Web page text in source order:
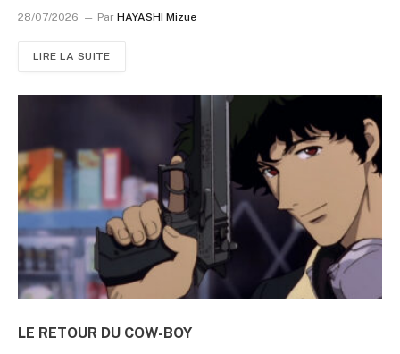
28/07/2026 Par HAYASHI Mizue
LIRE LA SUITE
LE RETOUR DU COW-BOY